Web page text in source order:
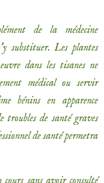
de la médecine
substituer. Les plantes
dans les tisanes ne
médical ou servir
bénins en apparence
de santé graves
de santé permetra